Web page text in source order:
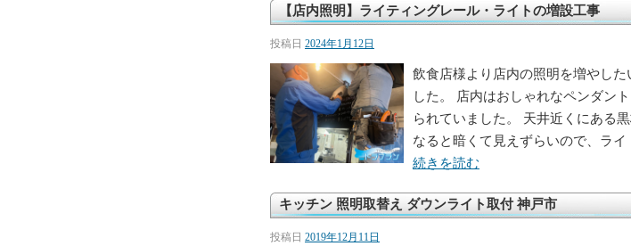
【店内照明】ライティングレール・ライトの増設工事
投稿日 2024年1月12日
飲食店様より店内の照明を増やした
した。 店内はおしゃれなペンダン
られていました。 天井近くにある
なると暗くて見えずらいので、ラ
続きを読む
キッチン 照明取替え ダウンライト取付 神戸市
投稿日 2019年12月11日